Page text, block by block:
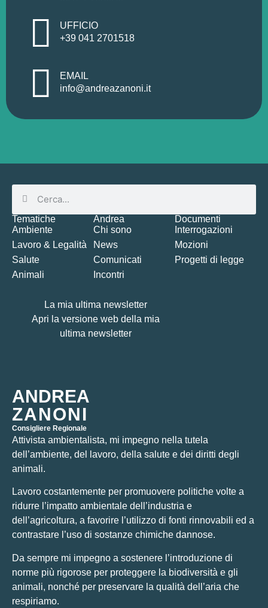
UFFICIO
+39 041 2701518
EMAIL
info@andreazanoni.it
ANDREA
ZANONI
Consigliere Regionale
Attivista ambientalista, mi impegno nella tutela
dell’ambiente, del lavoro, della salute e dei diritti degli
animali.
Lavoro costantemente per promuovere politiche volte a
ridurre l’impatto ambientale dell’industria e
dell’agricoltura, a favorire l’utilizzo di fonti rinnovabili ed a
contrastare l’uso di sostanze chimiche dannose.
Da sempre mi impegno a sostenere l’introduzione di
norme più rigorose per proteggere la biodiversità e gli
animali, nonché per preservare la qualità dell’aria che
respiriamo.
Tematiche
Ambiente
Lavoro & Legalità
Salute
Animali
Andrea
Chi sono
News
Comunicati
Incontri
Documenti
Interrogazioni
Mozioni
Progetti di legge
La mia ultima newsletter
Apri la versione web della mia
ultima newsletter